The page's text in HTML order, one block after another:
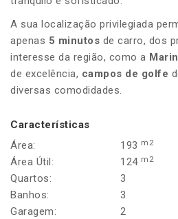
A sua localização privilegiada
apenas 5 minutos de carro, dos
interesse da região, como a
de excelência, campos de golfe
diversas comodidades.
Características
Área:
193 m2
Área Útil: 124 m2
Quartos:
3
Banhos:
3
Garagem:
2